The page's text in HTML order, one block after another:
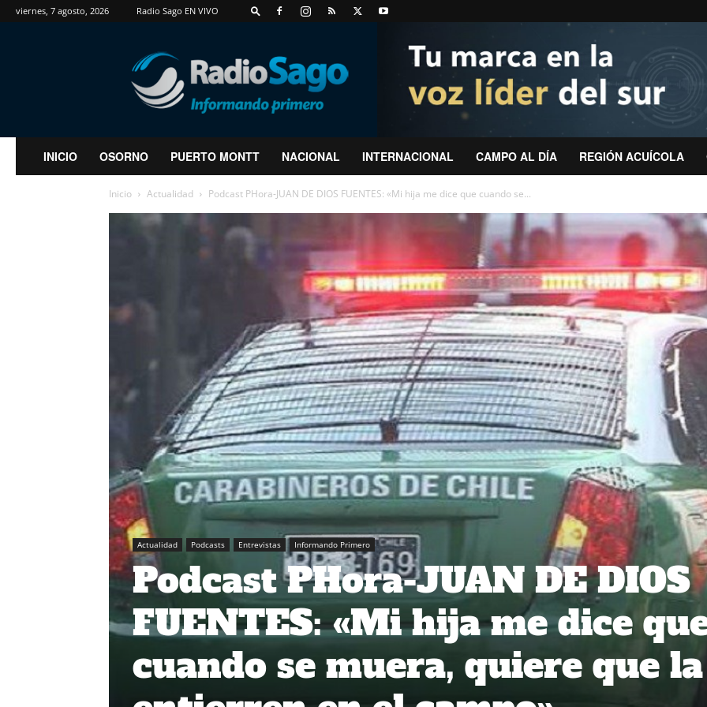
viernes, 7 agosto, 2026 Radio Sago EN VIVO
RadioSago
INICIO OSORNO PUERTO MONTT NACIONAL INTERNACIONAL CAMPO AL DÍA REGIÓN ACUÍCOLA
Inicio Actualidad Podcast PHora-JUAN DE DIOS FUENTES: «Mi hija me dice que cuando se...
Actualidad Podcasts Entrevistas Informando Primero
Podcast PHora-JUAN DE DIOS
FUENTES: «Mi hija me dice
cuando se muera, quiere que la